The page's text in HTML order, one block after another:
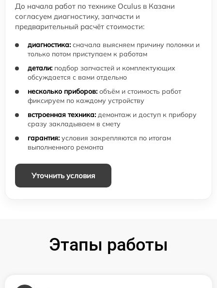
До начала работ по технике Oculus в Казани
согласуем диагностику, запчасти и
предварительный расчёт стоимости:
диагностика: сначала выясняем причину поломки и
только потом приступаем к работам
детали: подбор запчастей и комплектующих
обсуждается с вами отдельно
несколько приборов: объём и стоимость работ
фиксируем по каждому устройству
встроенная техника: демонтаж и доступ к прибору
сразу закладываем в смету
гарантия: условия закрепляются по итогам
выполненного ремонта
Уточнить условия
Этапы работы